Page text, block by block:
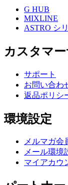
G HUB
MIXLINE
ASTRO シ
カスタマ
サポート
お問い合わ
返品ポリシ
環境設定
メルマガ会
メール環境
マイアカウ